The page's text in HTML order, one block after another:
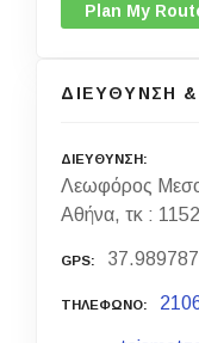
Plan My
ΔΙΕΥΘΥΝΣΗ
ΔΙΕΥΘΥΝΣΗ
Λεωφόρος
Αθήνα, τκ :
GPS
ΤΗΛΕΦΩΝΟ